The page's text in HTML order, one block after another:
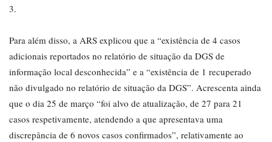
3.
Para além disso, a ARS explicou que a “existência de 4 casos
adicionais reportados no relatório de situação da DGS de
informação local desconhecida” e a “existência de 1 recuperado
não divulgado no relatório de situação da DGS”. Acrescenta ainda
que o dia 25 de março “foi alvo de atualização, de 27 para 21
casos respetivamente, atendendo a que apresentava uma
discrepância de 6 novos casos confirmados”, relativamente ao